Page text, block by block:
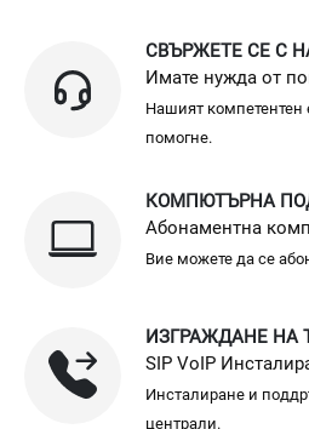
СВЪРЖЕТЕ СЕ С
Имате нужда от
Нашият компетентен
помогне.
КОМПЮТЪРНА
Абонаментна
Вие можете да се
ИЗГРАЖДАНЕ НА
SIP VoIP
Инсталиране и
централи.